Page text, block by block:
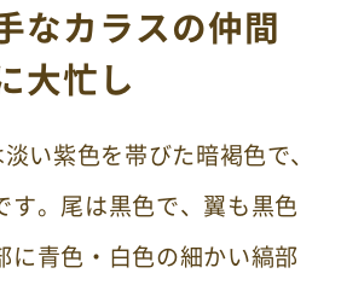
なカラスの仲間
大忙し
い紫色を帯びた暗褐色で、
す。尾は黒色で、翼も黒色
に青色・白色の細かい縞部